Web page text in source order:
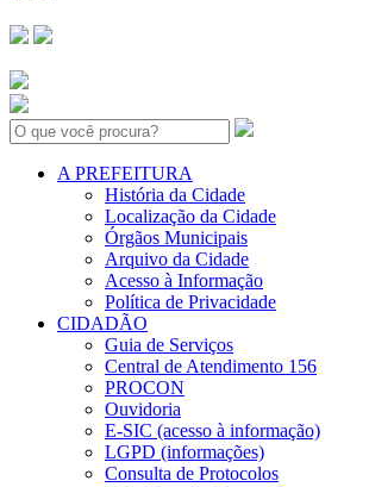
Search:
A PREFEITURA
História da Cidade
Localização da Cidade
Órgãos Municipais
Arquivo da Cidade
Acesso à Informação
Política de Privacidade
CIDADÃO
Guia de Serviços
Central de Atendimento 156
PROCON
Ouvidoria
E-SIC (acesso à informação)
LGPD (informações)
Consulta de Protocolos